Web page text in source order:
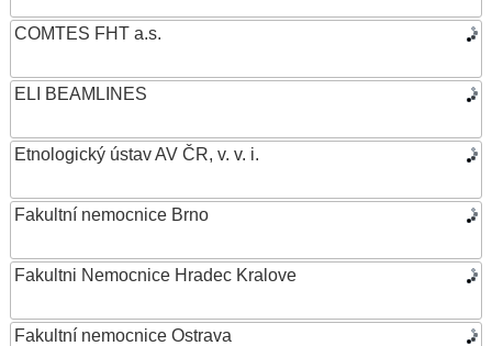
COMTES FHT a.s.
ELI BEAMLINES
Etnologický ústav AV ČR, v. v. i.
Fakultní nemocnice Brno
Fakultni Nemocnice Hradec Kralove
Fakultní nemocnice Ostrava